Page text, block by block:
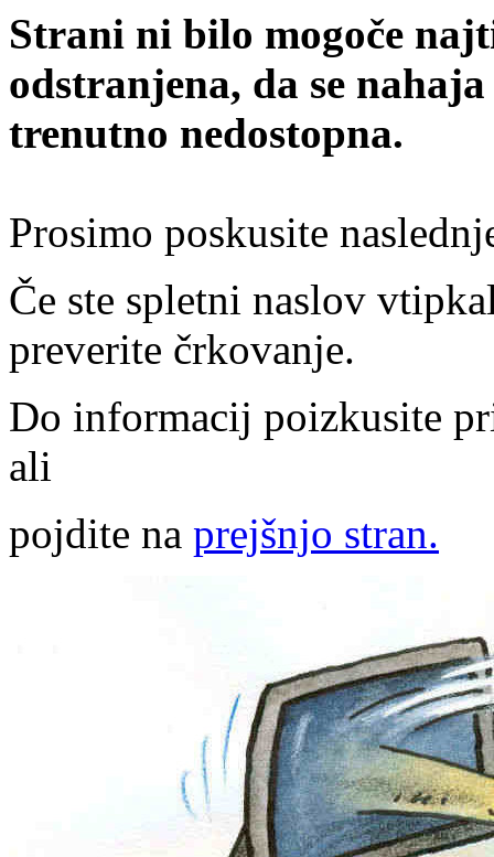
Strani ni bilo mogoče
odstranjena, da se
trenutno nedostopna.
Prosimo poskusite
Če ste spletni naslov
preverite črkovanje.
Do informacij poizkusite
ali
pojdite na prejšnjo stran.